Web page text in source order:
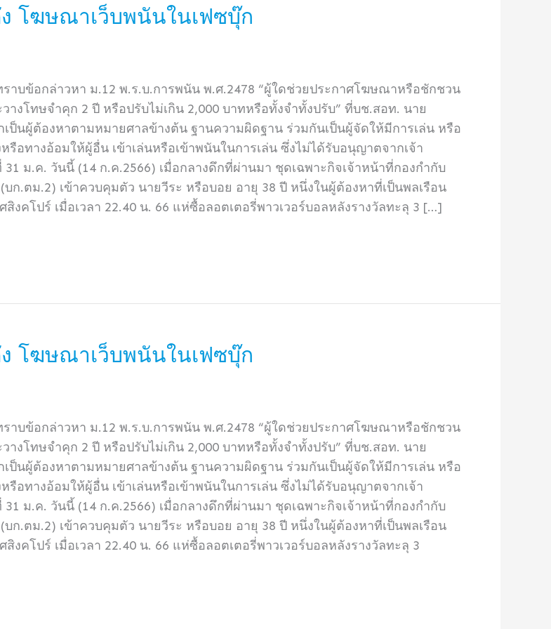
โฆษณาเว็บพนันในเฟซบุ๊ก
าบข้อกล่าวหา ม.12 พ.ร.บ.การพนัน พ.ศ.2478 “ผู้ใดช่วยประกาศโฆษณาหรือชักชวน
างโทษจำคุก 2 ปี หรือปรับไม่เกิน 2,000 บาทหรือทั้งจำทั้งปรับ” ที่บช.สอท. นาย
นผู้ต้องหาตามหมายศาลข้างต้น ฐานความผิดฐาน ร่วมกันเป็นผู้จัดให้มีการเล่น หรือ
ทางอ้อมให้ผู้อื่น เข้าเล่นหรือเข้าพนันในการเล่น ซึ่งไม่ได้รับอนุญาตจากเจ้า
ม.ค. วันนี้ (14 ก.ค.2566) เมื่อกลางดึกที่ผ่านมา ชุดเฉพาะกิจเจ้าหน้าที่กองกำกับ
ก.ตม.2) เข้าควบคุมตัว นายวีระ หรือบอย อายุ 38 ปี หนึ่งในผู้ต้องหาที่เป็นพลเรือน
งคโปร์ เมื่อเวลา 22.40 น. 66 แห่ซื้อลอตเตอรี่พาวเวอร์บอลหลังรางวัลทะลุ 3 […]
โฆษณาเว็บพนันในเฟซบุ๊ก
าบข้อกล่าวหา ม.12 พ.ร.บ.การพนัน พ.ศ.2478 “ผู้ใดช่วยประกาศโฆษณาหรือชักชวน
างโทษจำคุก 2 ปี หรือปรับไม่เกิน 2,000 บาทหรือทั้งจำทั้งปรับ” ที่บช.สอท. นาย
นผู้ต้องหาตามหมายศาลข้างต้น ฐานความผิดฐาน ร่วมกันเป็นผู้จัดให้มีการเล่น หรือ
ทางอ้อมให้ผู้อื่น เข้าเล่นหรือเข้าพนันในการเล่น ซึ่งไม่ได้รับอนุญาตจากเจ้า
ม.ค. วันนี้ (14 ก.ค.2566) เมื่อกลางดึกที่ผ่านมา ชุดเฉพาะกิจเจ้าหน้าที่กองกำกับ
ก.ตม.2) เข้าควบคุมตัว นายวีระ หรือบอย อายุ 38 ปี หนึ่งในผู้ต้องหาที่เป็นพลเรือน
งคโปร์ เมื่อเวลา 22.40 น. 66 แห่ซื้อลอตเตอรี่พาวเวอร์บอลหลังรางวัลทะลุ 3